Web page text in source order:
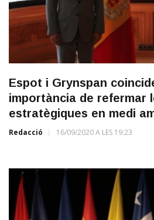
Espot i Grynspan
importància de refermar
estratègiques en medi
Redacció 16/09/2020 A LES 19:23